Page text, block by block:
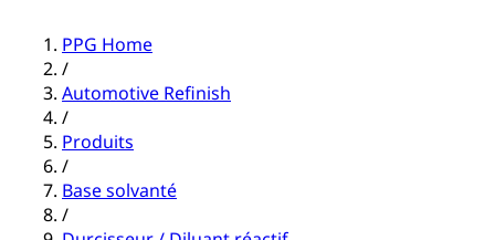
PPG Home
/
Automotive Refinish
/
Produits
/
Base solvanté
/